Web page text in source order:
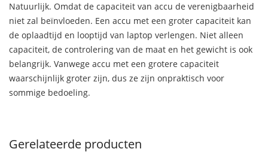
Natuurlijk. Omdat de capaciteit van accu de verenigbaarheid
niet zal beïnvloeden. Een accu met een groter capaciteit kan
de oplaadtijd en looptijd van laptop verlengen. Niet alleen
capaciteit, de controlering van de maat en het gewicht is ook
belangrijk. Vanwege accu met een grotere capaciteit
waarschijnlijk groter zijn, dus ze zijn onpraktisch voor
sommige bedoeling.
Gerelateerde producten